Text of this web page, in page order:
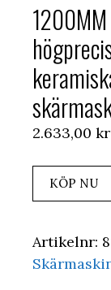
2.633,00 kr
KÖP NU
Artikelnr: